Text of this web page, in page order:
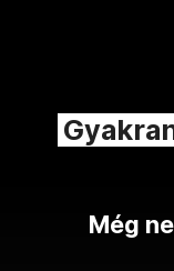
Még